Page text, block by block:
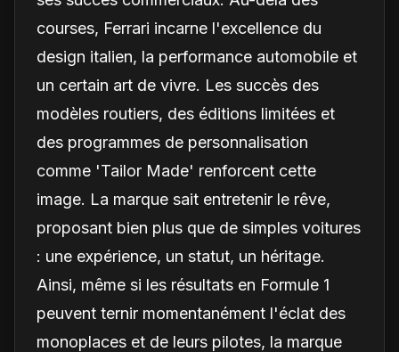
courses, Ferrari incarne l'excellence du
design italien, la performance automobile et
un certain art de vivre. Les succès des
modèles routiers, des éditions limitées et
des programmes de personnalisation
comme 'Tailor Made' renforcent cette
image. La marque sait entretenir le rêve,
proposant bien plus que de simples voitures
: une expérience, un statut, un héritage.
Ainsi, même si les résultats en Formule 1
peuvent ternir momentanément l'éclat des
monoplaces et de leurs pilotes, la marque